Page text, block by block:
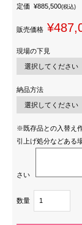
定価 ¥885,500(税込)
販売価格
現場の下見
納品方法
※既存品との入替え
引上げ処分などある
さい
数量